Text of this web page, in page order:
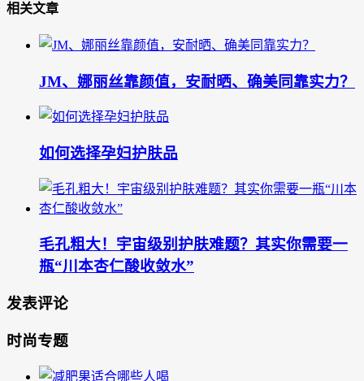
相关文章
JM、娜丽丝靠颜值，安耐晒、确美同靠实力？
如何选择孕妇护肤品
毛孔粗大！宇宙级别护肤难题？其实你需要一
瓶“川本杏仁酸收敛水”
发表评论
时尚专题